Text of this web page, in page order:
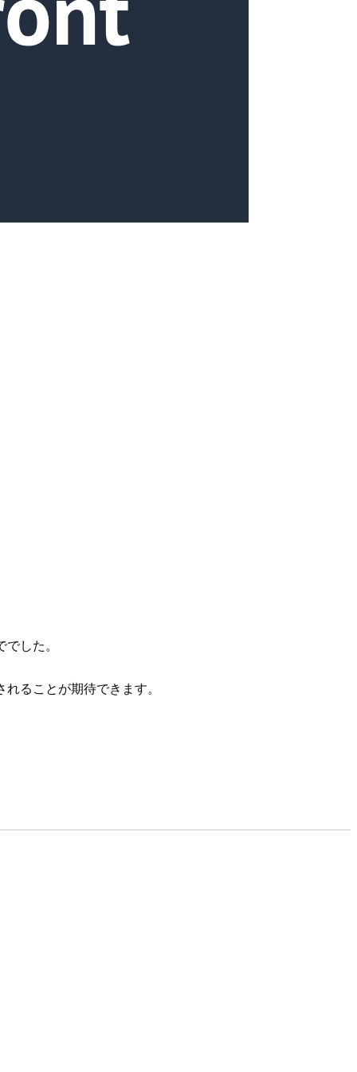
した。
ることが期待できます。